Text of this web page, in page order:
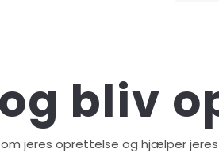
bliv
jeres oprettelse og hjælper